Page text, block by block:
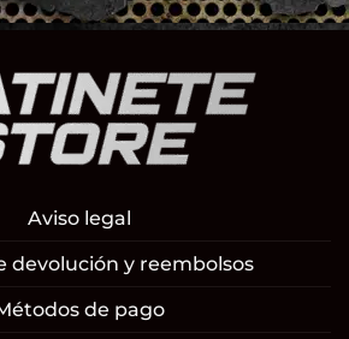
Aviso legal
devolución y reembolsos
de pago